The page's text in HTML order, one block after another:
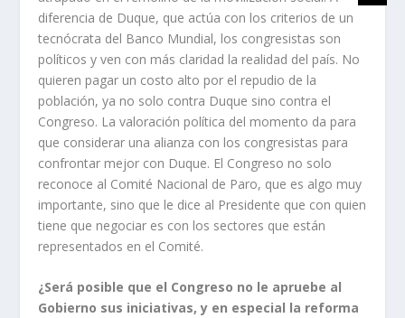
diferencia de Duque, que actúa con los criterios de un
tecnócrata del Banco Mundial, los congresistas son
políticos y ven con más claridad la realidad del país. No
quieren pagar un costo alto por el repudio de la
población, ya no solo contra Duque sino contra el
Congreso. La valoración política del momento da para
que considerar una alianza con los congresistas para
confrontar mejor con Duque. El Congreso no solo
reconoce al Comité Nacional de Paro, que es algo muy
importante, sino que le dice al Presidente que con quien
tiene que negociar es con los sectores que están
representados en el Comité.
¿Será posible que el Congreso no le apruebe al
Gobierno sus iniciativas, y en especial la reforma